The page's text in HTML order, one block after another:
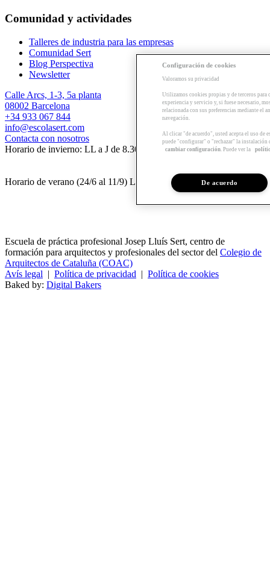
Comunidad y actividades
Talleres de industria para las empresas
Comunidad Sert
Blog Perspectiva
Newsletter
Calle Arcs, 1-3, 5a planta
08002 Barcelona
+34 933 067 844
info@escolasert.com
Contacta con nosotros
Horario de invierno: LL a J de 8.30 a 16.30 h / V de 8.30 a 14 h.
Horario de verano (24/6 al 11/9) LL a V de 8.30 a 14 h.
Escuela de práctica profesional Josep Lluís Sert, centro de
formación para arquitectos y profesionales del sector del Colegio de
Arquitectos de Cataluña (COAC)
Avís legal | Política de privacidad | Política de cookies
Baked by: Digital Bakers
Configuración de cookies
Valoramos su privacidad
Utilizamos cookies propias y de terceros para
experiencia y servicio y, si fuese necesario,
relacionada con sus preferencias mediante el
navegación.
Al clicar "de acuerdo", usted acepta el uso de
puede "configurar" o "rechazar" la instalación
cambiar configuración. Puede ver la
De acuerdo